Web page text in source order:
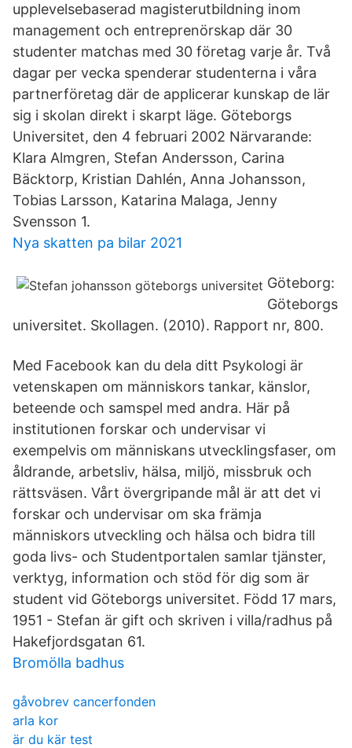
upplevelsebaserad magisterutbildning inom
management och entreprenörskap där 30
studenter matchas med 30 företag varje år. Två
dagar per vecka spenderar studenterna i våra
partnerföretag där de applicerar kunskap de lär
sig i skolan direkt i skarpt läge. Göteborgs
Universitet, den 4 februari 2002 Närvarande:
Klara Almgren, Stefan Andersson, Carina
Bäcktorp, Kristian Dahlén, Anna Johansson,
Tobias Larsson, Katarina Malaga, Jenny
Svensson 1.
Nya skatten pa bilar 2021
Göteborg:
Göteborgs
universitet. Skollagen. (2010). Rapport nr, 800.
Med Facebook kan du dela ditt Psykologi är
vetenskapen om människors tankar, känslor,
beteende och samspel med andra. Här på
institutionen forskar och undervisar vi
exempelvis om människans utvecklingsfaser, om
åldrande, arbetsliv, hälsa, miljö, missbruk och
rättsväsen. Vårt övergripande mål är att det vi
forskar och undervisar om ska främja
människors utveckling och hälsa och bidra till
goda livs- och Studentportalen samlar tjänster,
verktyg, information och stöd för dig som är
student vid Göteborgs universitet. Född 17 mars,
1951 - Stefan är gift och skriven i villa/radhus på
Hakefjordsgatan 61.
Bromölla badhus
gåvobrev cancerfonden
arla kor
är du kär test